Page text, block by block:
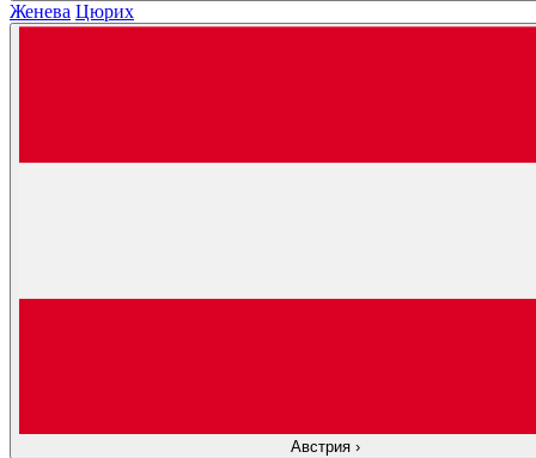
Женева Цюрих
Австрия ›